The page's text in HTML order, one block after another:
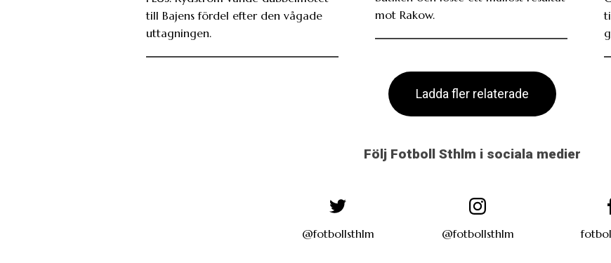
till Bajens fördel efter den vågade
uttagningen.
mot Rakow.
Ladda fler relaterade
Följ Fotboll Sthlm i sociala medier
@fotbollsthlm @fotbollsthlm